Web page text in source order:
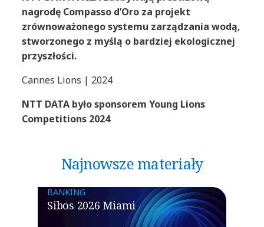
nagrodę Compasso d’Oro za projekt
zrównoważonego systemu zarządzania wodą,
stworzonego z myślą o bardziej ekologicznej
przyszłości.
Cannes Lions | 2024
NTT DATA było sponsorem Young Lions
Competitions 2024
Najnowsze materiały
BANKING
Sibos 2026 Miami